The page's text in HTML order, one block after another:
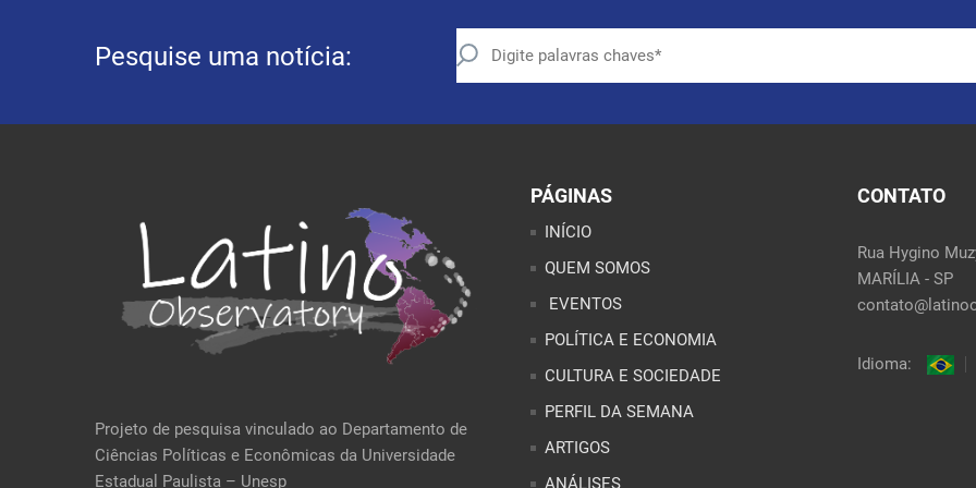
Pesquise uma notícia:
Projeto de pesquisa vinculado ao Departamento de
Ciências Políticas e Econômicas da Universidade
Estadual Paulista – Unesp
PÁGINAS
INÍCIO
QUEM SOMOS
EVENTOS
POLÍTICA E ECONOMIA
CULTURA E SOCIEDADE
PERFIL DA SEMANA
ARTIGOS
ANÁLISES
CONTATO
Rua Hygino
MARÍLIA - SP
Idioma: